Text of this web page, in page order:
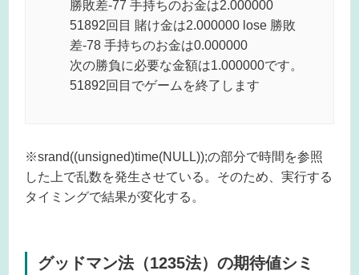
勝敗差-77 手持ちのお金は2.000000
51892回目 賭け金は2.000000 lose 勝敗
差-78 手持ちのお金は0.000000
次の勝負に必要な金額は1.000000です。
51892回目でゲームを終了します
※srand((unsigned)time(NULL));の部分で時間を参照
した上で乱数を発生させている。そのため、実行する
タイミングで結果が変化する。
グッドマン法（1235法）の期待値シミ